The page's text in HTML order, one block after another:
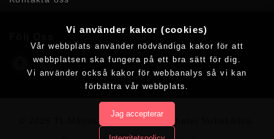
© 2026 TL Månssons AB. Alla rättigheter förbehållna.
Vi använder kakor (cookies)
Vår webbplats använder nödvändiga kakor för att
webbplatsen ska fungera på ett bra sätt för dig.
Vi använder också kakor för webbanalys så vi kan
förbättra vår webbplats.
Jag accepterar